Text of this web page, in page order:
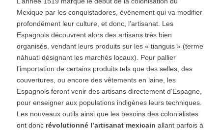
Mexique par les conquistadores, évènement qui va modifier
profondément leur culture, et donc, l’artisanat. Les
Espagnols découvrent alors des artisans très bien
organisés, vendant leurs produits sur les « tianguis » (terme
náhuatl désignant les marchés locaux). Pour pallier
l’importation de certains produits tels que des selles, des
couvertures, ou encore des vêtements en laine, les
Espagnols feront venir des artisans directement d’Espagne,
pour enseigner aux populations indigènes leurs techniques.
Les nouveaux outils ainsi que les besoins des colonialistes
ont donc révolutionné l’artisanat mexicain allant parfois à